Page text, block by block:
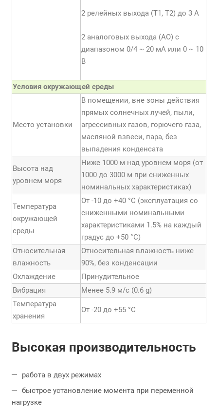
2 релейных выхода (Т1, Т2) до 3 А
2 аналоговых выхода (АО) с
диапазоном 0/4 ~ 20 мА или 0 ~ 10
В
Условия окружающей среды
Место установки
В помещении, вне зоны действия
прямых солнечных лучей, пыли,
агрессивных газов, горючего газа,
масляной взвеси, пара, без
выпадения конденсата
Высота над
уровнем моря
Ниже 1000 м над уровнем моря (от
1000 до 3000 м при сниженных
номинальных характеристиках)
Температура
окружающей
среды
От -10 до +40 °С (эксплуатация со
сниженными номинальными
характеристиками 1.5% на каждый
градус до +50 °С)
Относительная
влажность
Относительная влажность ниже
90%, без конденсации
Охлаждение
Принудительное
Вибрация
Менее 5.9 м/с (0.6 g)
Температура
хранения
От -20 до +55 °С
Высокая производительность
работа в двух режимах
быстрое установление момента при переменной
нагрузке